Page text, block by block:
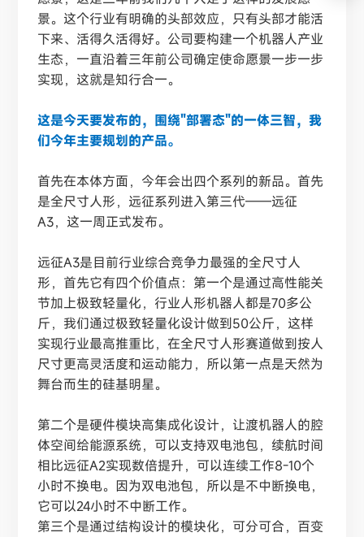
景。这个行业有明确的头部效应，只有头部才能活
下来、活得久活得好。公司要构建一个机器人产业
生态，一直沿着三年前公司确定使命愿景一步一步
实现，这就是知行合一。
这是今天要发布的，围绕"部署态"的一体三智，我
们今年主要规划的产品。
首先在本体方面，今年会出四个系列的新品。首先
是全尺寸人形，远征系列进入第三代——远征
A3，这一周正式发布。
远征A3是目前行业综合竞争力最强的全尺寸人
形，首先它有四个价值点：第一个是通过高性能关
节加上极致轻量化，行业人形机器人都是70多公
斤，我们通过极致轻量化设计做到50公斤，这样
实现行业最高推重比，在全尺寸人形赛道做到按人
尺寸更高灵活度和运动能力，所以第一点是天然为
舞台而生的硅基明星。
第二个是硬件模块高集成化设计，让渡机器人的腔
体空间给能源系统，可以支持双电池包，续航时间
相比远征A2实现数倍提升，可以连续工作8-10个
小时不换电。因为双电池包，所以是不中断换电，
它可以24小时不中断工作。
第三个是通过结构设计的模块化，可分可合，百变